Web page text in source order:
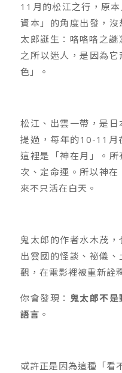
11月的松江之行，原
資本」的角度出發，
太郎誕生：咯咯咯之
之所以迷人，是因為
色」。
松江、出雲一帶，是
提過，每年的10-11月
這裡是「神在月」。
次、定命運。所以神
來不只活在白天。
鬼太郎的作者水木茂
出雲國的怪談、祕儀
觀，在電影裡被重新詮
你會發現： 鬼太郎不
語言 。
或許正是因為這種「看